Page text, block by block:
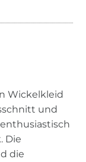
Wickelkleid
und
Die
die